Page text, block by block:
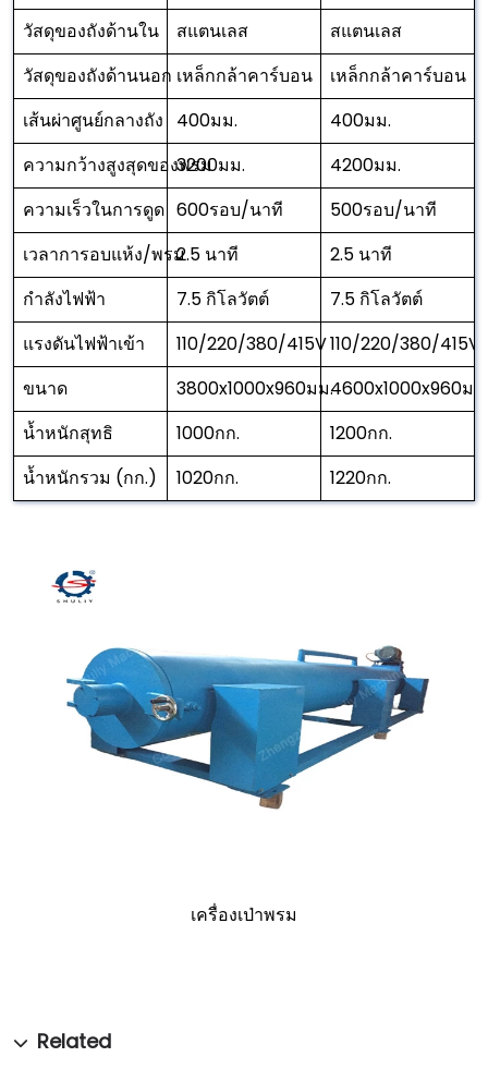
วัสดุของถังด้านใน สแตนเลส
สแตนเลส
วัสดุของถังด้านนอก เหล็กกล้าคาร์บอน
เหล็กกล้าคาร์บอน
เส้นผ่าศูนย์กลางถัง
400มม.
400มม.
ความกว้างสูงสุดของพรม3200มม.
4200มม.
ความเร็วในการดูด 600รอบ/นาที
500รอบ/นาที
เวลาการอบแห้ง/พรม2.5 นาที
2.5 นาที
กำลังไฟฟ้า
7.5 กิโลวัตต์
7.5 กิโลวัตต์
แรงดันไฟฟ้าเข้า
110/220/380/415V110/220/380/415V
ขนาด
3800x1000x960มม.4600x1000x960มม.
น้ำหนักสุทธิ
1000กก.
1200กก.
น้ำหนักรวม (กก.)
1020กก. 1220กก.
เครื่องเป่าพรม